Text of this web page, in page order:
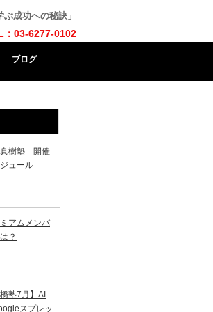
成功への秘訣」
：03-6277-0102
ブログ
樹塾 開催
ュール
アムメンバ
？
橋塾7月】AI
スプレッ